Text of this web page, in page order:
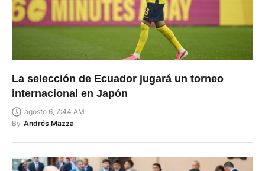
La selección de Ecuador jugará un torneo
internacional en Japón
agosto 6, 7:44 AM
By Andrés Mazza